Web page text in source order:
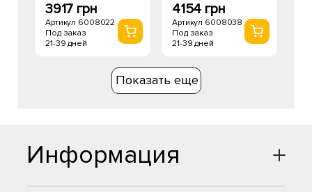
3917 грн
Артикул 6008022
Под заказ
21-39 дней
4154 грн
Артикул 6008038
Под заказ
21-39 дней
Показать еще
Информация